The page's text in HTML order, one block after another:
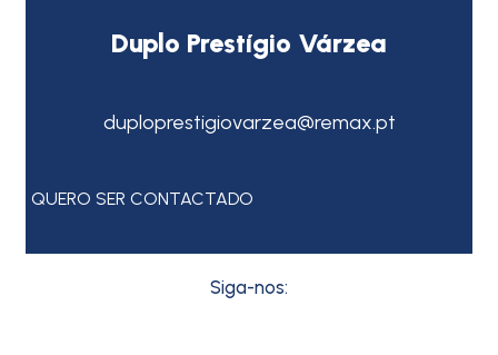
Duplo Prestígio Várzea
duploprestigiovarzea@remax.pt
QUERO SER CONTACTADO
Siga-nos: